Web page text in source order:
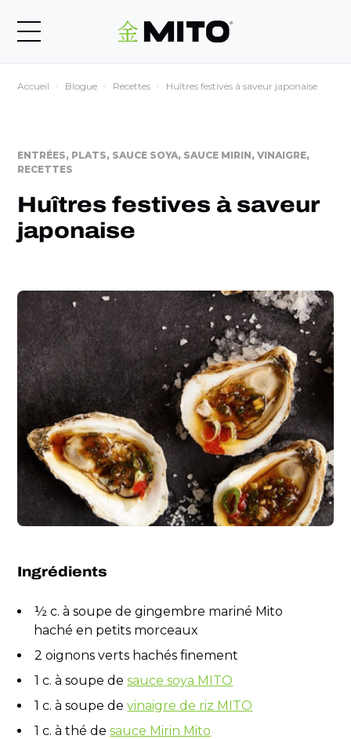
Accueil Blogue Recettes Huîtres festives à saveur japonaise
ENTRÉES, PLATS, SAUCE SOYA, SAUCE MIRIN, VINAIGRE,
RECETTES
Huîtres festives à saveur
japonaise
Ingrédients
½ c. à soupe de gingembre mariné Mito
haché en petits morceaux
2 oignons verts hachés finement
1 c. à soupe desauce soya MITO
1 c. à soupe devinaigre de riz MITO
1 c. à thé desauce Mirin Mito